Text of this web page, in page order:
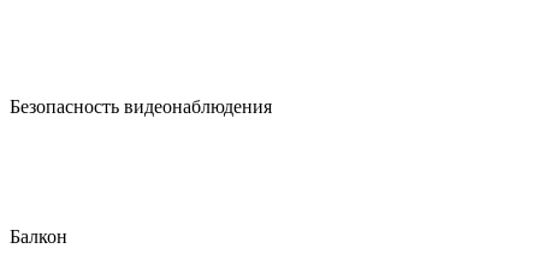
Безопасность видеонаблюдения
Балкон